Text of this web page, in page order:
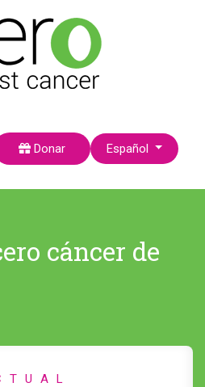
Donar Seleccione su idioma
Español
cáncer de